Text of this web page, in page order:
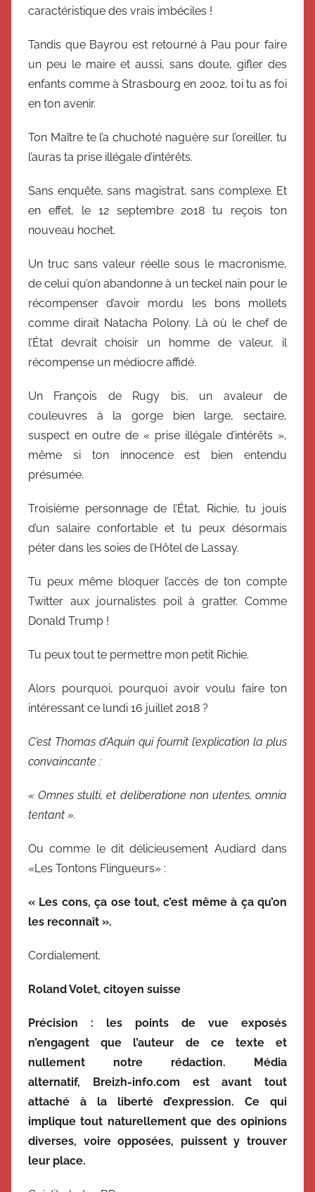
caractéristique des vrais imbéciles !
Tandis que Bayrou est retourné à Pau pour faire
un peu le maire et aussi, sans doute, gifler des
enfants comme à Strasbourg en 2002, toi tu as foi
en ton avenir.
Ton Maître te l’a chuchoté naguère sur l’oreiller, tu
l’auras ta prise illégale d’intérêts.
Sans enquête, sans magistrat, sans complexe. Et
en effet, le 12 septembre 2018 tu reçois ton
nouveau hochet.
Un truc sans valeur réelle sous le macronisme,
de celui qu’on abandonne à un teckel nain pour le
récompenser d’avoir mordu les bons mollets
comme dirait Natacha Polony. Là où le chef de
l’État devrait choisir un homme de valeur, il
récompense un médiocre affidé.
Un François de Rugy bis, un avaleur de
couleuvres à la gorge bien large, sectaire,
suspect en outre de « prise illégale d’intérêts »,
même si ton innocence est bien entendu
présumée.
Troisième personnage de l’État, Richie, tu jouis
d’un salaire confortable et tu peux désormais
péter dans les soies de l’Hôtel de Lassay.
Tu peux même bloquer l’accès de ton compte
Twitter aux journalistes poil à gratter. Comme
Donald Trump !
Tu peux tout te permettre mon petit Richie.
Alors pourquoi, pourquoi avoir voulu faire ton
intéressant ce lundi 16 juillet 2018 ?
C’est Thomas d’Aquin qui fournit l’explication la plus
convaincante :
« Omnes stulti, et deliberatione non utentes, omnia
tentant ».
Ou comme le dit délicieusement Audiard dans
«Les Tontons Flingueurs» :
« Les cons, ça ose tout, c’est même à ça qu’on
les reconnaît ».
Cordialement.
Roland Volet, citoyen suisse
Précision : les points de vue exposés
n’engagent que l’auteur de ce texte et
nullement notre rédaction. Média
alternatif, Breizh-info.com est avant tout
attaché à la liberté d’expression. Ce qui
implique tout naturellement que des opinions
diverses, voire opposées, puissent y trouver
leur place.